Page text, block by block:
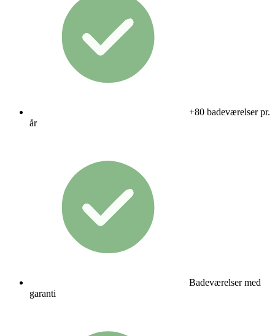
+80 badeværelser pr.
år
Badeværelser med
garanti